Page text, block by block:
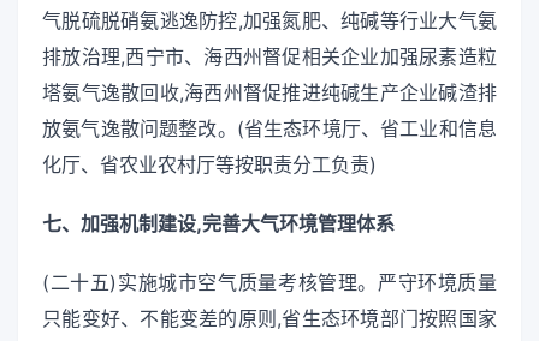
气脱硫脱硝氨逃逸防控,加强氮肥、纯碱等行业大气氨
排放治理,西宁市、海西州督促相关企业加强尿素造粒
塔氨气逸散回收,海西州督促推进纯碱生产企业碱渣排
放氨气逸散问题整改。(省生态环境厅、省工业和信息
化厅、省农业农村厅等按职责分工负责)
七、加强机制建设,完善大气环境管理体系
(二十五)实施城市空气质量考核管理。严守环境质量
只能变好、不能变差的原则,省生态环境部门按照国家